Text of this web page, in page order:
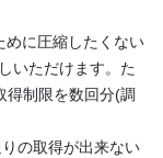
めに圧縮したくない
いただけます。た
得制限を数回分(調
の取得が出来ない